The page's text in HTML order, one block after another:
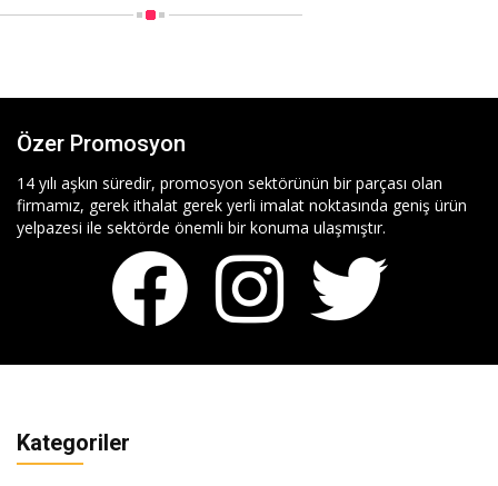
Özer Promosyon
14 yılı aşkın süredir, promosyon sektörünün bir parçası olan
firmamız, gerek ithalat gerek yerli imalat noktasında geniş ürün
yelpazesi ile sektörde önemli bir konuma ulaşmıştır.
Kategoriler